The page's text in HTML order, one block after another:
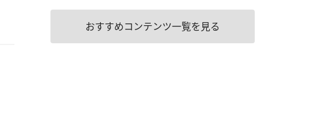
おすすめコンテンツ一覧を見る